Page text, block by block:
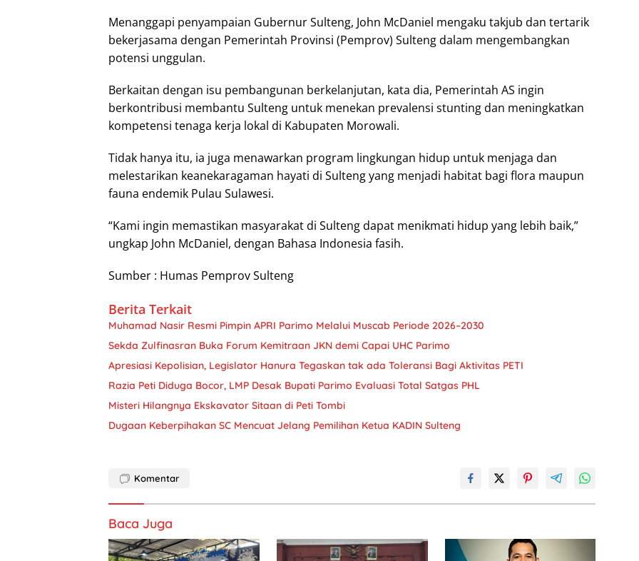
Menanggapi penyampaian Gubernur Sulteng, John McDaniel mengaku takjub dan tertarik
bekerjasama dengan Pemerintah Provinsi (Pemprov) Sulteng dalam mengembangkan
potensi unggulan.
Berkaitan dengan isu pembangunan berkelanjutan, kata dia, Pemerintah AS ingin
berkontribusi membantu Sulteng untuk menekan prevalensi stunting dan meningkatkan
kompetensi tenaga kerja lokal di Kabupaten Morowali.
Tidak hanya itu, ia juga menawarkan program lingkungan hidup untuk menjaga dan
melestarikan keanekaragaman hayati di Sulteng yang menjadi habitat bagi flora maupun
fauna endemik Pulau Sulawesi.
“Kami ingin memastikan masyarakat di Sulteng dapat menikmati hidup yang lebih baik,”
ungkap John McDaniel, dengan Bahasa Indonesia fasih.
Sumber : Humas Pemprov Sulteng
Berita Terkait
Muhamad Nasir Resmi Pimpin APRI Parimo Melalui Muscab Periode 2026–2030
Sekda Zulfinasran Buka Forum Kemitraan JKN demi Capai UHC Parimo
Apresiasi Kepolisian, Legislator Hanura Tegaskan tak ada Toleransi Bagi Aktivitas PETI
Razia Peti Diduga Bocor, LMP Desak Bupati Parimo Evaluasi Total Satgas PHL
Misteri Hilangnya Ekskavator Sitaan di Peti Tombi
Dugaan Keberpihakan SC Mencuat Jelang Pemilihan Ketua KADIN Sulteng
Komentar
Baca Juga